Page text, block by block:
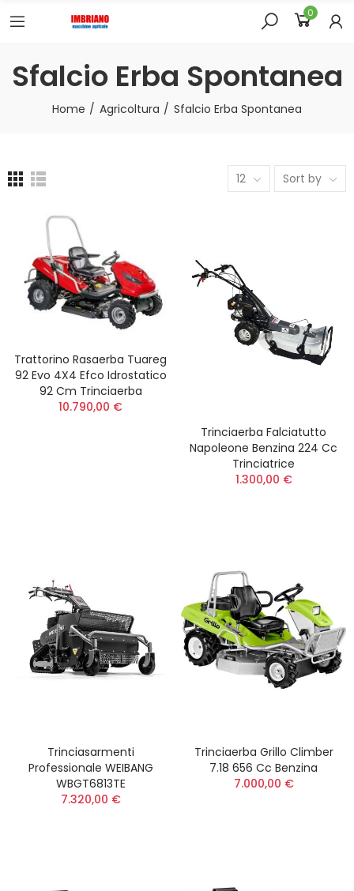
0
Sfalcio Erba Spontanea
Home Agricoltura Sfalcio Erba Spontanea
12 Sort by
Trattorino Rasaerba Tuareg
92 Evo 4X4 Efco Idrostatico
92 Cm Trinciaerba
10.790,00 €
Trinciaerba Falciatutto
Napoleone Benzina 224 Cc
Trinciatrice
1.300,00 €
Trinciasarmenti
Professionale WEIBANG
WBGT6813TE
7.320,00 €
Trinciaerba Grillo Climber
7.18 656 Cc Benzina
7.000,00 €